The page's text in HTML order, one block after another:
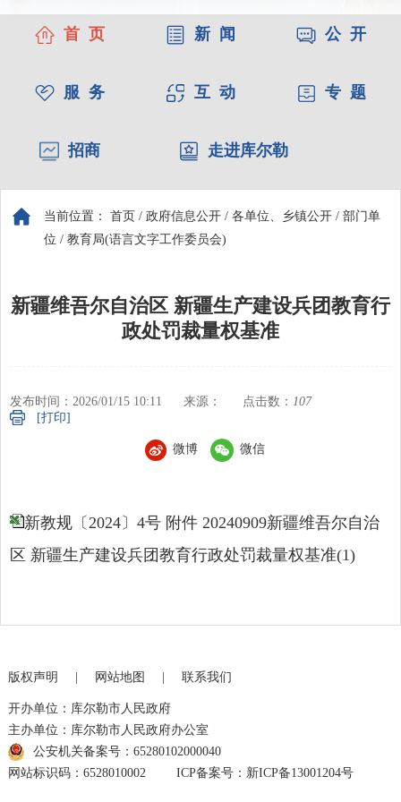
首 页 新 闻 公 开
服 务 互 动 专 题
招商 走进库尔勒
当前位置： 首页 / 政府信息公开 / 各单位、乡镇公开 / 部门单
位 / 教育局(语言文字工作委员会)
新疆维吾尔自治区 新疆生产建设兵团教育行
政处罚裁量权基准
发布时间：2026/01/15 10:11 来源： 点击数： 107
[打印]
微博 微信
新教规〔2024〕4号 附件 20240909新疆维吾尔自治
区 新疆生产建设兵团教育行政处罚裁量权基准(1)
版权声明 | 网站地图 | 联系我们
开办单位：库尔勒市人民政府
主办单位：库尔勒市人民政府办公室
公安机关备案号：65280102000040
网站标识码：6528010002
ICP备案号：新ICP备13001204号